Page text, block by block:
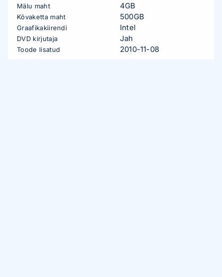
Mälu maht 4GB
Kõvaketta maht 500GB
Graafikakiirendi Intel
DVD kirjutaja Jah
Toode lisatud 2010-11-08